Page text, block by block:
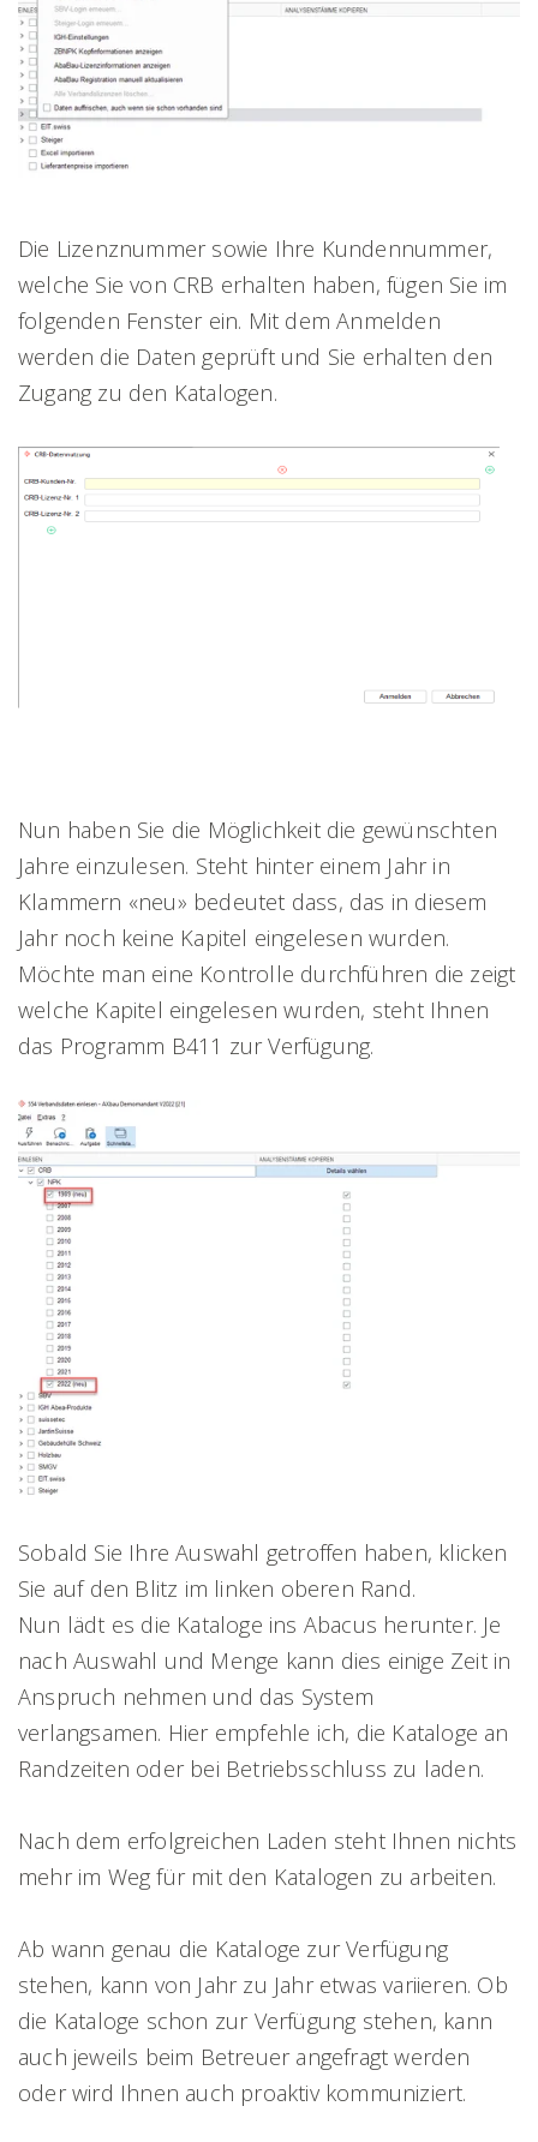
Die Lizenznummer sowie Ihre Kundennummer,
welche Sie von CRB erhalten haben, fügen Sie im
folgenden Fenster ein. Mit dem Anmelden
werden die Daten geprüft und Sie erhalten den
Zugang zu den Katalogen.
Nun haben Sie die Möglichkeit die gewünschten
Jahre einzulesen. Steht hinter einem Jahr in
Klammern «neu» bedeutet dass, das in diesem
Jahr noch keine Kapitel eingelesen wurden.
Möchte man eine Kontrolle durchführen die zeigt
welche Kapitel eingelesen wurden, steht Ihnen
das Programm B411 zur Verfügung.
Sobald Sie Ihre Auswahl getroffen haben, klicken
Sie auf den Blitz im linken oberen Rand.
Nun lädt es die Kataloge ins Abacus herunter. Je
nach Auswahl und Menge kann dies einige Zeit in
Anspruch nehmen und das System
verlangsamen. Hier empfehle ich, die Kataloge an
Randzeiten oder bei Betriebsschluss zu laden.
Nach dem erfolgreichen Laden steht Ihnen nichts
mehr im Weg für mit den Katalogen zu arbeiten.
Ab wann genau die Kataloge zur Verfügung
stehen, kann von Jahr zu Jahr etwas variieren. Ob
die Kataloge schon zur Verfügung stehen, kann
auch jeweils beim Betreuer angefragt werden
oder wird Ihnen auch proaktiv kommuniziert.